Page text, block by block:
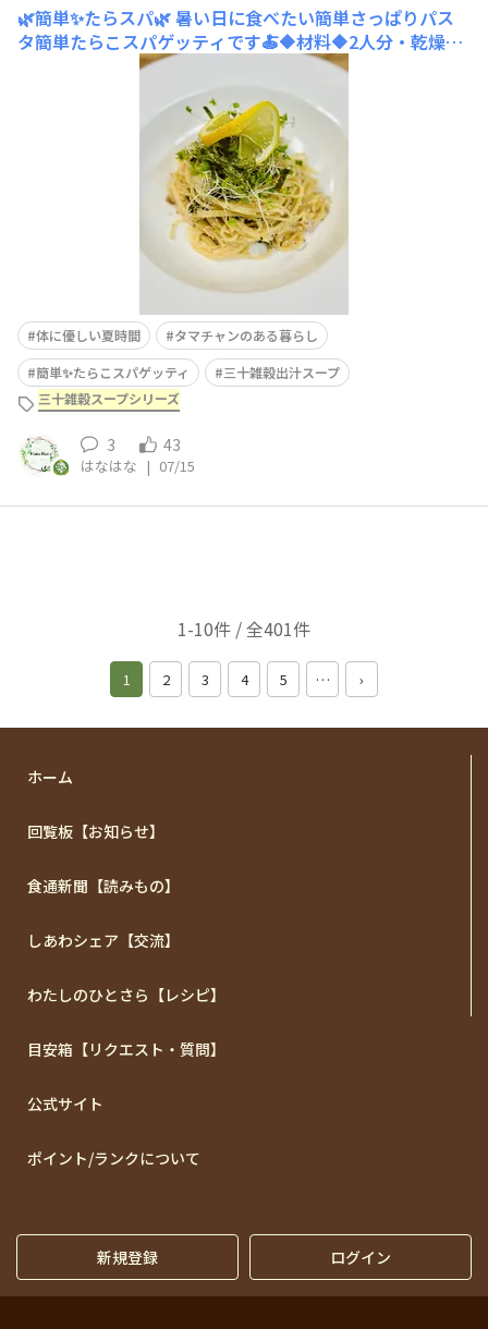
🌿簡単✨たらスパ🌿暑い日に食べたい簡単さっぱりパス
タ簡単たらこスパゲッティです🍝🔶材料🔶2人分・乾燥パ
スタ 1.5束〜2束・無着色たらこ 1パック・レモン汁
オイル 大さじ1◎三十雑穀出汁スープ小さじ1、マヨネ
ーズ小さじ2、水大さじ３・粒胡椒 適宜、刻みのり、レ
体に優しい夏時間
タマチャンのある暮らし
簡単✨たらこスパゲッティ
三十雑穀出汁スープ
三十雑穀スープシリーズ
3 43
はなはな | 07/15
1-10件 / 全401件
1 2 3 4 5 … ›
ホーム
回覧板【お知らせ】
食通新聞【読みもの】
しあわシェア【交流】
わたしのひとさら【レシピ】
目安箱【リクエスト・質問】
公式サイト
ポイント/ランクについて
新規登録 ログイン